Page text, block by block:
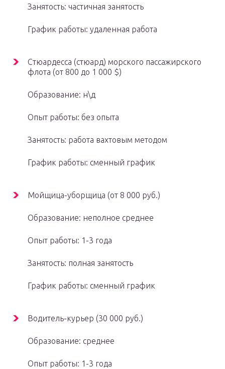
Занятость: частичная занятость
График работы: удаленная работа
Стюардесса (стюард) морского пассажирского
флота (от 800 до 1 000 $)
Образование: н\д
Опыт работы: без опыта
Занятость: работа вахтовым методом
График работы: сменный график
Мойщица-уборщица (от 8 000 руб.)
Образование: неполное среднее
Опыт работы: 1-3 года
Занятость: полная занятость
График работы: сменный график
Водитель-курьер (30 000 руб.)
Образование: среднее
Опыт работы: 1-3 года